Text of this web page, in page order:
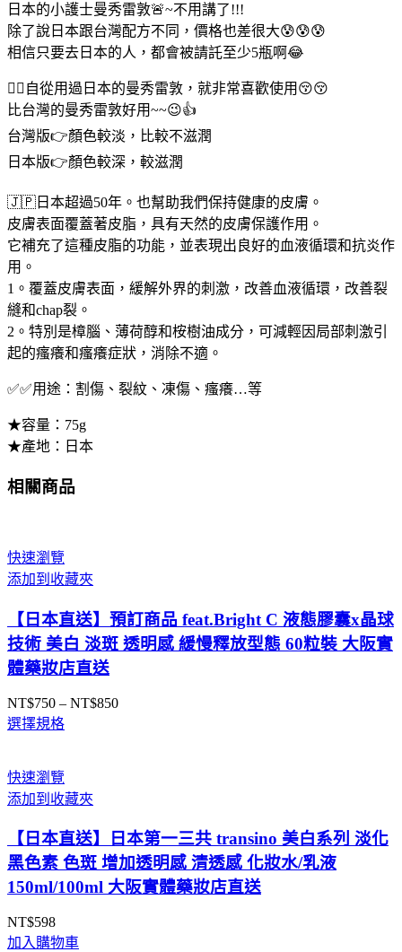
日本的小護士曼秀雷敦🚨~不用講了!!!
除了說日本跟台灣配方不同，價格也差很大😰😰😰
相信只要去日本的人，都會被請託至少5瓶啊😂
🙋‍♀自從用過日本的曼秀雷敦，就非常喜歡使用😚😚
比台灣的曼秀雷敦好用~~😉👍
台灣版👉顏色較淡，比較不滋潤
日本版👉顏色較深，較滋潤
🇯🇵日本超過50年。也幫助我們保持健康的皮膚。
皮膚表面覆蓋著皮脂，具有天然的皮膚保護作用。
它補充了這種皮脂的功能，並表現出良好的血液循環和抗炎作
用。
1。覆蓋皮膚表面，緩解外界的刺激，改善血液循環，改善裂
縫和chap裂。
2。特別是樟腦、薄荷醇和桉樹油成分，可減輕因局部刺激引
起的瘙癢和瘙癢症狀，消除不適。
✅✅用途：割傷、裂紋、凍傷、瘙癢…等
★容量：75g
★產地：日本
相關商品
快速瀏覽
添加到收藏夾
【日本直送】預訂商品 feat.Bright C 液態膠囊x晶球
技術 美白 淡斑 透明感 緩慢釋放型態 60粒裝 大阪實
體藥妝店直送
NT$750 – NT$850價
NT$850
選擇規格
快速瀏覽
添加到收藏夾
【日本直送】日本第一三共 transino 美白系列 淡化
黑色素 色斑 增加透明感 清透感 化妝水/乳液
150ml/100ml 大阪實體藥妝店直送
NT$598
加入購物車